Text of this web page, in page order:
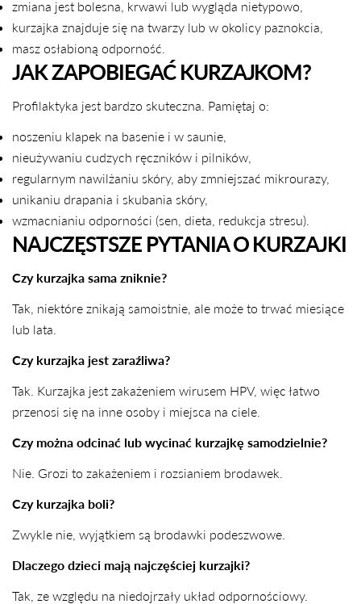
zmiana jest bolesna, krwawi lub wygląda nietypowo,
kurzajka znajduje się na twarzy lub w okolicy paznokcia,
masz osłabioną odporność.
JAK ZAPOBIEGAĆ KURZAJKOM?
Profilaktyka jest bardzo skuteczna. Pamiętaj o:
noszeniu klapek na basenie i w saunie,
nieużywaniu cudzych ręczników i pilników,
regularnym nawilżaniu skóry, aby zmniejszać mikrourazy,
unikaniu drapania i skubania skóry,
wzmacnianiu odporności (sen, dieta, redukcja stresu).
NAJCZĘSTSZE PYTANIA O KURZAJKI
Czy kurzajka sama zniknie?
Tak, niektóre znikają samoistnie, ale może to trwać miesiące
lub lata.
Czy kurzajka jest zaraźliwa?
Tak. Kurzajka jest zakażeniem wirusem HPV, więc łatwo
przenosi się na inne osoby i miejsca na ciele.
Czy można odcinać lub wycinać kurzajkę samodzielnie?
Nie. Grozi to zakażeniem i rozsianiem brodawek.
Czy kurzajka boli?
Zwykle nie, wyjątkiem są brodawki podeszwowe.
Dlaczego dzieci mają najczęściej kurzajki?
Tak, ze względu na niedojrzały układ odpornościowy.
UDOSTĘPNIJ TEN ARTYKUŁ
Udostępnij
na
Udostępnij
na
Przypnij
na